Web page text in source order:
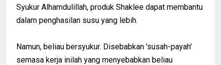
Syukur Alhamdulillah, produk Shaklee dapat membantu
dalam penghasilan susu yang lebih.
Namun, beliau bersyukur. Disebabkan 'susah-payah'
semasa kerja inilah yang menyebabkan beliau